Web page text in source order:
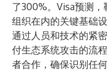
了300%。Visa预测
组织在内的关键基础设
通过人员和技术的紧
付生态系统攻击的流
者合作，确保识别任